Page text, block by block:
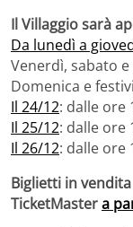
Il Villaggio sarà
Da lunedì a
Venerdì, sabato
Domenica e
Il 24/12: dalle ore
Il 25/12: dalle ore
Il 26/12: dalle ore
Biglietti in
TicketMastera